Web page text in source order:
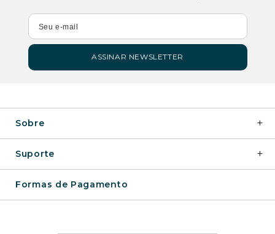
ASSINAR NEWSLETTER
Sobre +
Suporte +
Formas de Pagamento